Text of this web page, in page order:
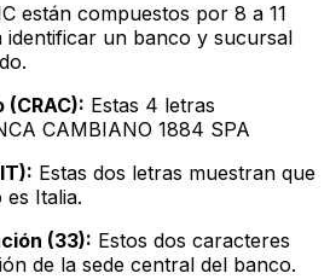
están compuestos por 8 a 11
identificar un banco y sucursal
Estas 4 letras
CAMBIANO 1884 SPA
Estas dos letras muestran que
Italia.
(33): Estos dos caracteres
de la sede central del banco.